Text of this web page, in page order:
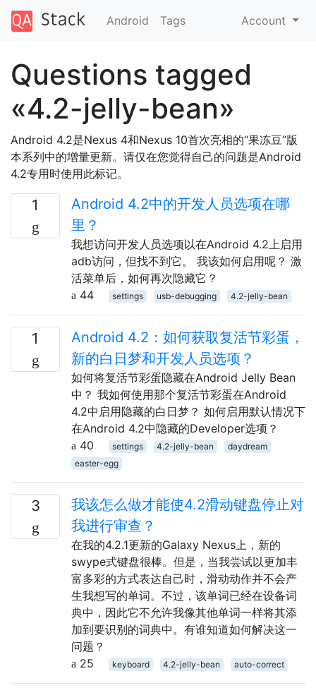
Android Tags Account
Questions tagged
«4.2-jelly-bean»
Android 4.2是Nexus 4和Nexus 10首次亮相的“果冻豆”版
本系列中的增量更新。请仅在您觉得自己的问题是Android
4.2专用时使用此标记。
1
Android 4.2中的开发人员选项在哪
里？
我想访问开发人员选项以在Android 4.2上启用
adb访问，但找不到它。 我该如何启用呢？ 激
活菜单后，如何再次隐藏它？
44
settings usb-debugging 4.2-jelly-bean
1
Android 4.2：如何获取复活节彩蛋，
新的白日梦和开发人员选项？
如何将复活节彩蛋隐藏在Android Jelly Bean
中？ 我如何使用那个复活节彩蛋在Android
4.2中启用隐藏的白日梦？ 如何启用默认情况下
在Android 4.2中隐藏的Developer选项？
40
settings 4.2-jelly-bean
daydream
easter-egg
3
我该怎么做才能使4.2滑动键盘停止对
我进行审查？
在我的4.2.1更新的Galaxy Nexus上，新的
swype式键盘很棒。但是，当我尝试以更加丰
富多彩的方式表达自己时，滑动动作并不会产
生我想写的单词。不过，该单词已经在设备词
典中，因此它不允许我像其他单词一样将其添
加到要识别的词典中。有谁知道如何解决这一
问题？
25
keyboard 4.2-jelly-bean auto-correct